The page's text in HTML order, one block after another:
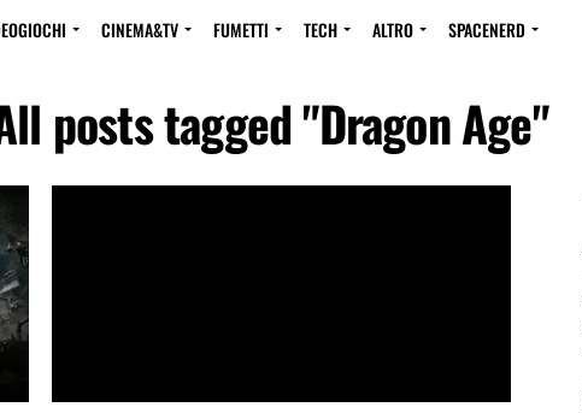
CINEMA&TV FUMETTI TECH ALTRO SPACENERD
posts tagged "Dragon Age"